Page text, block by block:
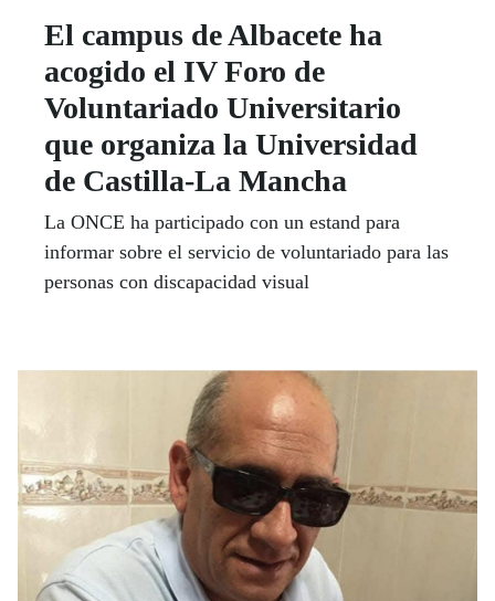
El campus de Albacete ha
acogido el IV Foro de
Voluntariado Universitario
que organiza la Universidad
de Castilla-La Mancha
La ONCE ha participado con un estand para
informar sobre el servicio de voluntariado para las
personas con discapacidad visual